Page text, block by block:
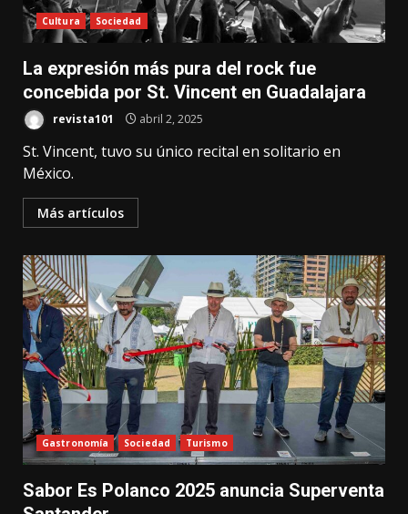
Cultura Sociedad
La expresión más pura del rock fue
concebida por St. Vincent en Guadalajara
revista101 abril 2, 2025
St. Vincent, tuvo su único recital en solitario en
México.
Más artículos
Gastronomía Sociedad Turismo
Sabor Es Polanco 2025 anuncia Superventa